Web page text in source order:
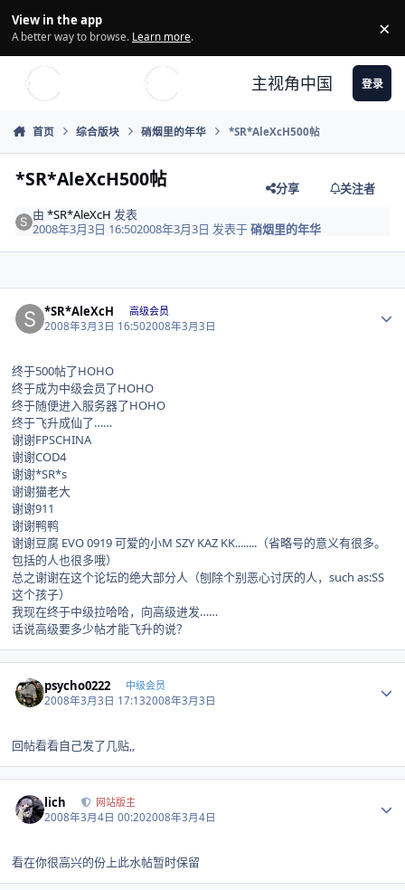
View in the app
A better way to browse. Learn more. ×
主视角中国 登录
首页 综合版块 硝烟里的年华 *SR*AleXcH500帖
*SR*AleXcH500帖 分享
关注者
由*SR*AleXcH 发表
2008年3月3日 16:502008年3月3日 发表于硝烟里的年华
*SR*AleXcH 高级会员
2008年3月3日 16:502008年3月3日
终于500帖了HOHO
终于成为中级会员了HOHO
终于随便进入服务器了HOHO
终于飞升成仙了……
谢谢FPSCHINA
谢谢COD4
谢谢*SR*s
谢谢猫老大
谢谢911
谢谢鸭鸭
谢谢豆腐 EVO 0919 可爱的小M SZY KAZ KK........（省略号的意义有很多。
包括的人也很多哦）
总之谢谢在这个论坛的绝大部分人（刨除个别恶心讨厌的人，such as:SS
这个孩子）
我现在终于中级拉哈哈，向高级进发……
话说高级要多少帖才能飞升的说？
psycho0222 中级会员
2008年3月3日 17:132008年3月3日
回帖看看自己发了几贴,,
lich 网站版主
2008年3月4日 00:202008年3月4日
看在你很高兴的份上此水帖暂时保留